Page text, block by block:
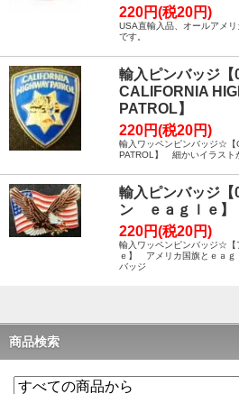
220円(税20円)
USA直輸入品、オールアメ
です。
輸入ピンバッジ
CALIFORNIA
PATROL】
220円(税20円)
輸入ワッペンピンバッジ☆【
PATROL】 細かいイラスト
輸入ピンバッジ
ン ｅａｇｌｅ】
220円(税20円)
輸入ワッペンピンバッジ☆
ｅ】 アメリカ国旗とｅａｇ
バッジ
商品検索